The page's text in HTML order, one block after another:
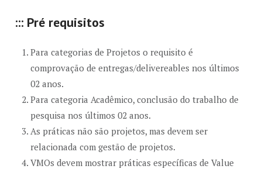
::: Pré requisitos
Para categorias de Projetos o requisito é
comprovação de entregas/delivereables nos últimos
02 anos.
Para categoria Acadêmico, conclusão do trabalho de
pesquisa nos últimos 02 anos.
As práticas não são projetos, mas devem ser
relacionada com gestão de projetos.
VMOs devem mostrar práticas específicas de Value